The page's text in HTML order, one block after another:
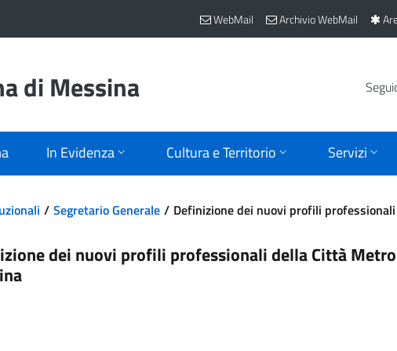
WebMail Archivio WebMail
di Messina
In Evidenza Cultura e Territorio Servizi
Segretario Generale Definizione dei nuovi profili
dei nuovi profili professionali della Città